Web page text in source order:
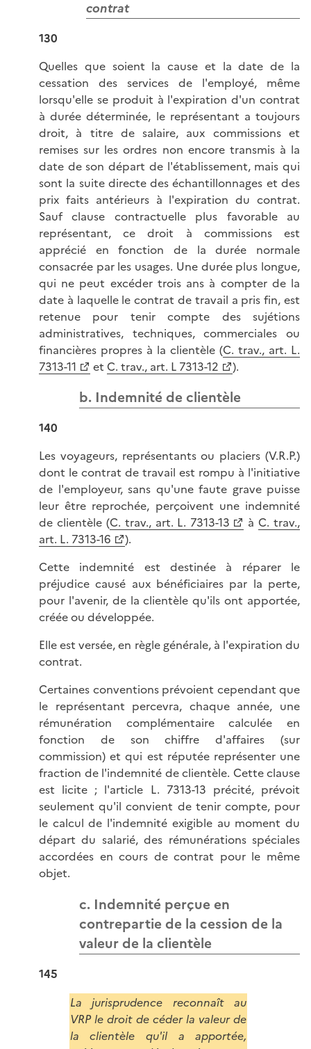
contrat
130
Quelles que soient la cause et la date de la
cessation des services de l'employé, même
lorsqu'elle se produit à l'expiration d'un contrat
à durée déterminée, le représentant a toujours
droit, à titre de salaire, aux commissions et
remises sur les ordres non encore transmis à la
date de son départ de l'établissement, mais qui
sont la suite directe des échantillonnages et des
prix faits antérieurs à l'expiration du contrat.
Sauf clause contractuelle plus favorable au
représentant, ce droit à commissions est
apprécié en fonction de la durée normale
consacrée par les usages. Une durée plus longue,
qui ne peut excéder trois ans à compter de la
date à laquelle le contrat de travail a pris fin, est
retenue pour tenir compte des sujétions
administratives, techniques, commerciales ou
financières propres à la clientèle (C. trav., art. L.
7313-11
et C. trav., art. L 7313-12 ).
b. Indemnité de clientèle
140
Les voyageurs, représentants ou placiers (V.R.P.)
dont le contrat de travail est rompu à l'initiative
de l'employeur, sans qu'une faute grave puisse
leur être reprochée, perçoivent une indemnité
de clientèle (C. trav., art. L. 7313-13 à C. trav.,
art. L. 7313-16
).
Cette indemnité est destinée à réparer le
préjudice causé aux bénéficiaires par la perte,
pour l'avenir, de la clientèle qu'ils ont apportée,
créée ou développée.
Elle est versée, en règle générale, à l'expiration du
contrat.
Certaines conventions prévoient cependant que
le représentant percevra, chaque année, une
rémunération complémentaire calculée en
fonction de son chiffre d'affaires (sur
commission) et qui est réputée représenter une
fraction de l'indemnité de clientèle. Cette clause
est licite ; l'article L. 7313-13 précité, prévoit
seulement qu'il convient de tenir compte, pour
le calcul de l'indemnité exigible au moment du
départ du salarié, des rémunérations spéciales
accordées en cours de contrat pour le même
objet.
c. Indemnité perçue en
contrepartie de la cession de la
valeur de la clientèle
145
La jurisprudence reconnaît au
VRP le droit de céder la valeur de
la clientèle qu'il a apportée,